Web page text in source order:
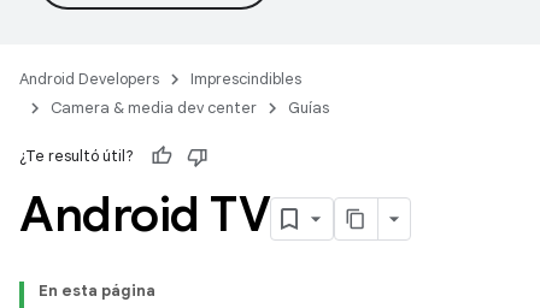
Android Developers
Imprescindibles
Camera & media dev center
Guías
¿Te resultó útil?
Android TV
En esta página